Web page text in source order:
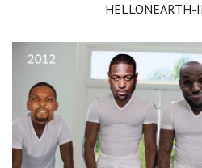
HELLONEARTH-